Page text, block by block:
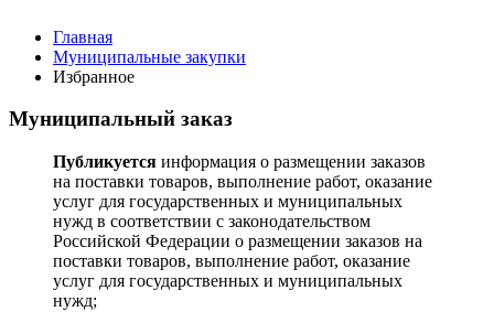
Главная
Муниципальные закупки
Избранное
Муниципальный заказ
Публикуется информация о размещении заказов
на поставки товаров, выполнение работ, оказание
услуг для государственных и муниципальных
нужд в соответствии с законодательством
Российской Федерации о размещении заказов на
поставки товаров, выполнение работ, оказание
услуг для государственных и муниципальных
нужд;